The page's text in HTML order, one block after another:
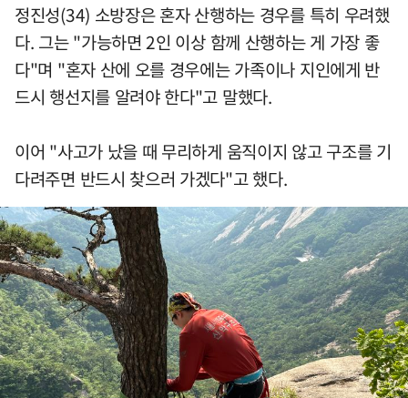
정진성(34) 소방장은 혼자 산행하는 경우를 특히 우려했
다. 그는 "가능하면 2인 이상 함께 산행하는 게 가장 좋
다"며 "혼자 산에 오를 경우에는 가족이나 지인에게 반
드시 행선지를 알려야 한다"고 말했다.
이어 "사고가 났을 때 무리하게 움직이지 않고 구조를 기
다려주면 반드시 찾으러 가겠다"고 했다.